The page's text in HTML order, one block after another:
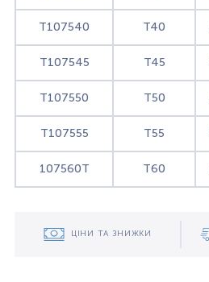
T107540 T40
T107545 T45
T107550 T50
T107555 T55
107560T T60
ЦІНИ ТА ЗНИЖКИ